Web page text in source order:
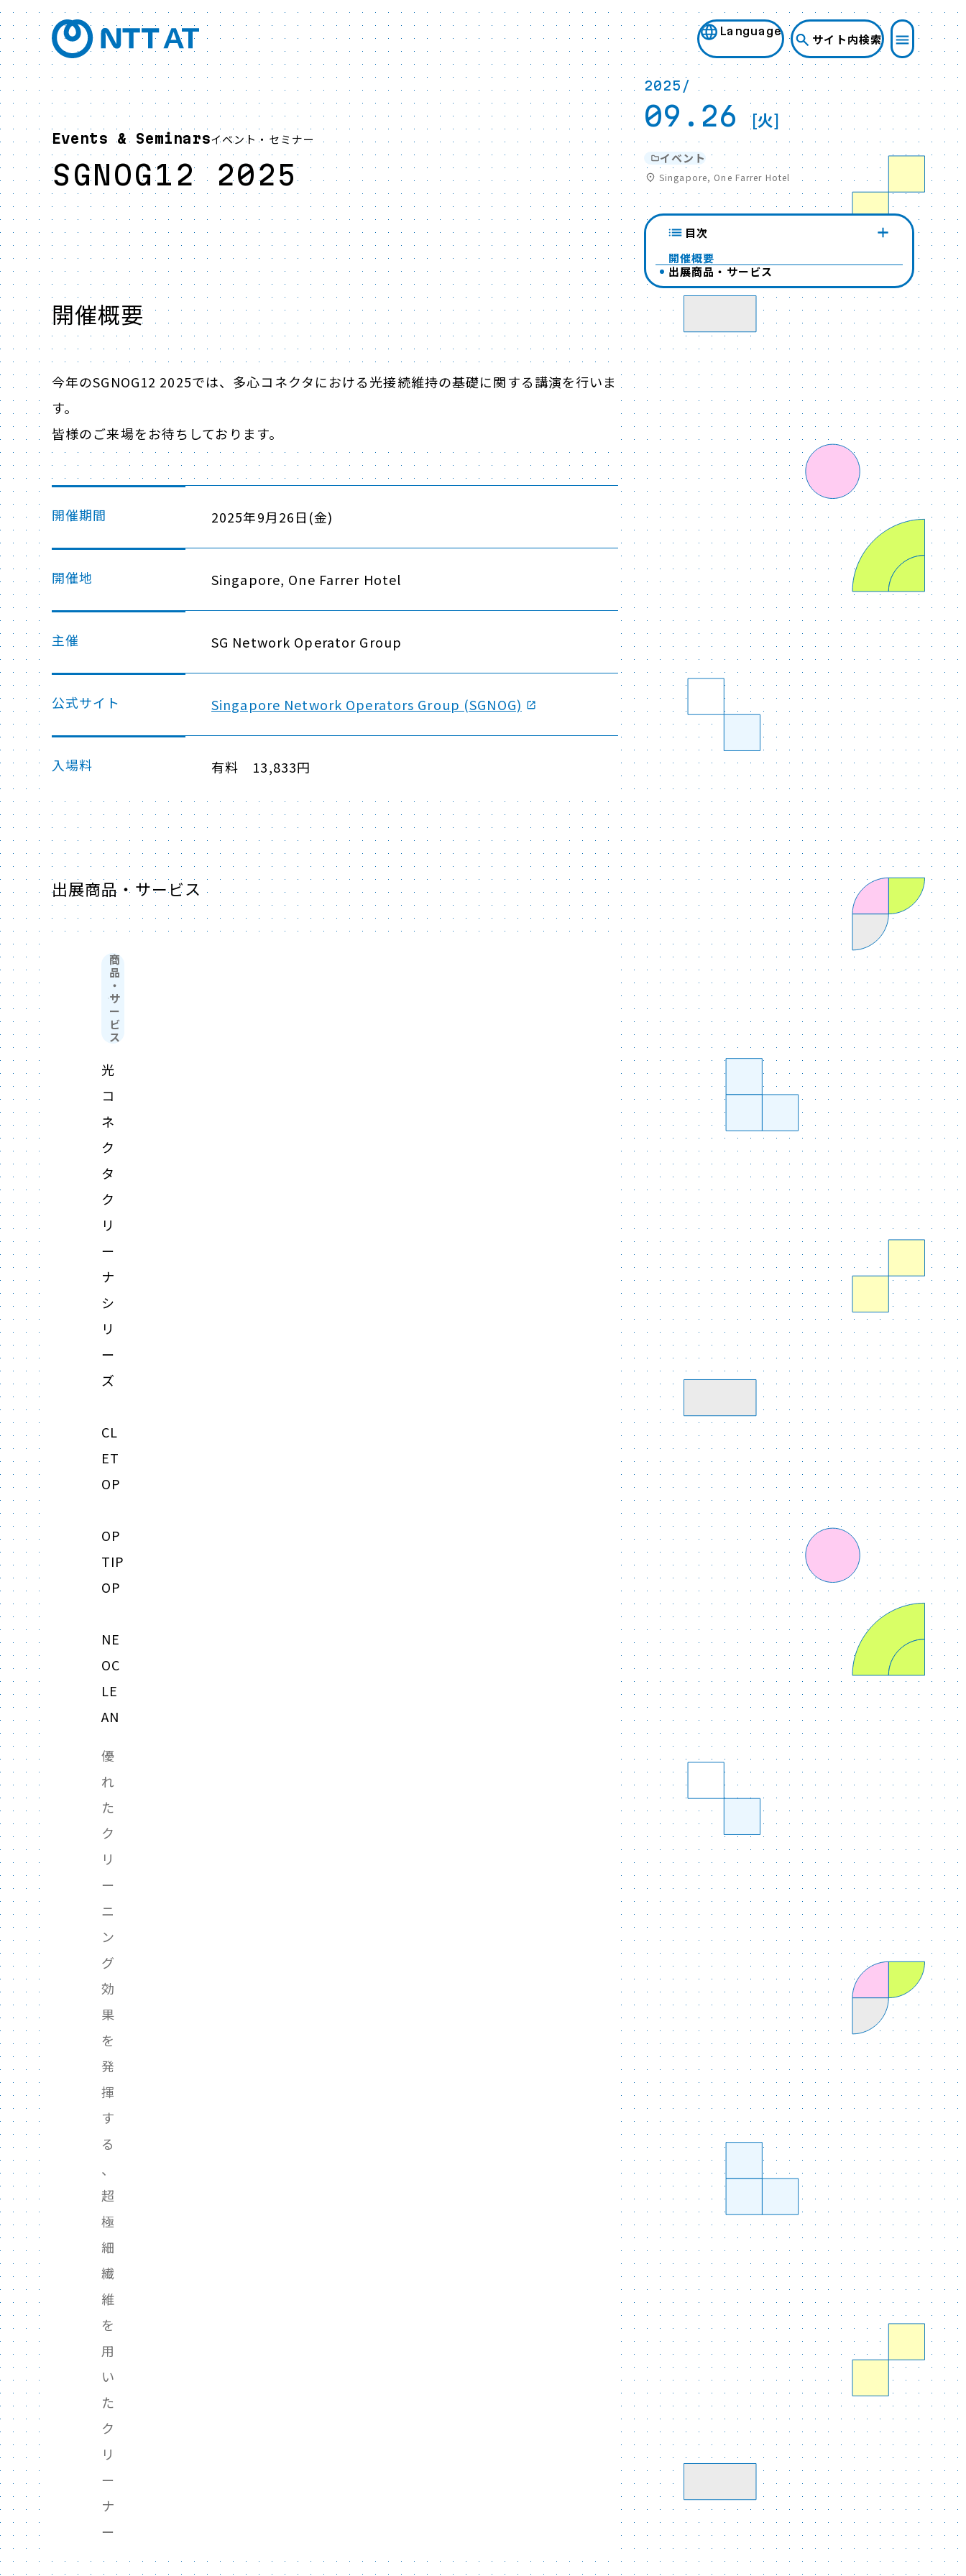
Language
サイト内検索
Events & Seminarsイベント・セミナー
SGNOG12 2025
開催概要
今年のSGNOG12 2025では、多心コネクタにおける光接続維持の基礎に関する講演を行いま
す。
皆様のご来場をお待ちしております。
開催期間 2025年9月26日(金)
開催地 Singapore, One Farrer Hotel
主催 SG Network Operator Group
公式サイト Singapore Network Operators Group (SGNOG)
入場料 有料 13,833円
出展商品・サービス
商
品
・
サ
ー
ビ
ス
光
コ
ネ
ク
タ
ク
リ
ー
ナ
シ
リ
ー
ズ
CL
ET
OP
OP
TIP
OP
NE
OC
LE
AN
優
れ
た
ク
リ
ー
ニ
ン
グ
効
果
を
発
揮
す
る
、
超
極
細
繊
維
を
用
い
た
ク
リ
ー
ナ
ー
2025/
09.26 [火]
イベント
Singapore, One Farrer Hotel
目次
開催概要
出展商品・サービス